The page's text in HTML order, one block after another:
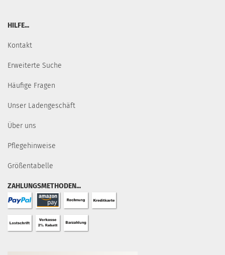
HILFE...
Kontakt
Erweiterte Suche
Häufige Fragen
Unser Ladengeschäft
Über uns
Pflegehinweise
Größentabelle
ZAHLUNGSMETHODEN...